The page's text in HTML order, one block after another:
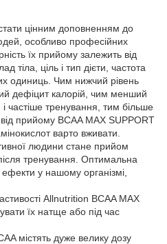
цінним доповненням до
особливо професійних
їх прийому залежить від
тіла, ціль і тип дієти, частота
одиниць. Чим нижчий рівень
дефіцит калорій, чим менший
частіше тренування, тим більше
прийому BCAA MAX SUPPORT
варто вживати.
людини стане прийом
тренування. Оптимальна
ефекти у нашому організмі,
Allnutrition BCAA MAX
їх натще або під час
містять дуже велику дозу